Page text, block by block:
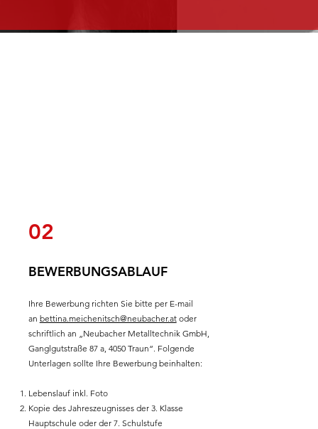
02
BEWERBUNGSABLAUF
Ihre Bewerbung richten Sie bitte per E-mail
an bettina.meichenitsch@neubacher.atoder
schriftlich an „Neubacher Metalltechnik GmbH,
Ganglgutstraße 87 a, 4050 Traun“. Folgende
Unterlagen sollte Ihre Bewerbung beinhalten:
Lebenslauf inkl. Foto
Kopie des Jahreszeugnisses der 3. Klasse
Hauptschule oder der 7. Schulstufe